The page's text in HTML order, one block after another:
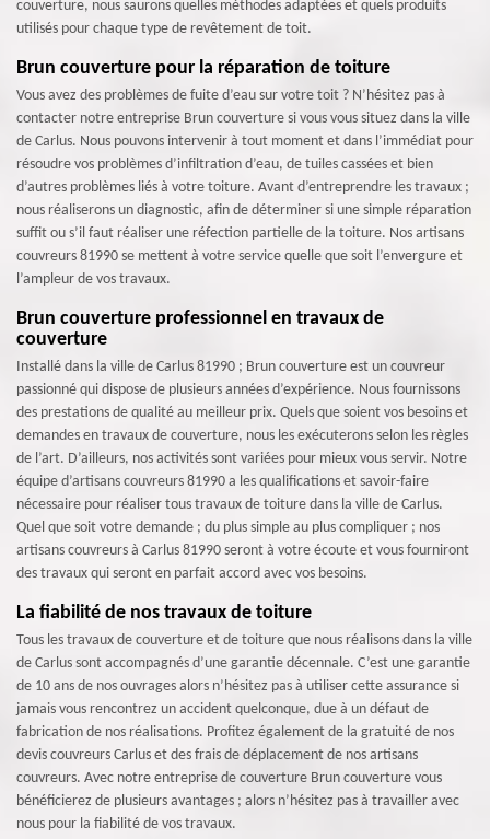
couverture, nous saurons quelles méthodes adaptées et quels produits
utilisés pour chaque type de revêtement de toit.
Brun couverture pour la réparation de toiture
Vous avez des problèmes de fuite d’eau sur votre toit ? N’hésitez pas à
contacter notre entreprise Brun couverture si vous vous situez dans la ville
de Carlus. Nous pouvons intervenir à tout moment et dans l’immédiat pour
résoudre vos problèmes d’infiltration d’eau, de tuiles cassées et bien
d’autres problèmes liés à votre toiture. Avant d’entreprendre les travaux ;
nous réaliserons un diagnostic, afin de déterminer si une simple réparation
suffit ou s’il faut réaliser une réfection partielle de la toiture. Nos artisans
couvreurs 81990 se mettent à votre service quelle que soit l’envergure et
l’ampleur de vos travaux.
Brun couverture professionnel en travaux de
couverture
Installé dans la ville de Carlus 81990 ; Brun couverture est un couvreur
passionné qui dispose de plusieurs années d’expérience. Nous fournissons
des prestations de qualité au meilleur prix. Quels que soient vos besoins et
demandes en travaux de couverture, nous les exécuterons selon les règles
de l’art. D’ailleurs, nos activités sont variées pour mieux vous servir. Notre
équipe d’artisans couvreurs 81990 a les qualifications et savoir-faire
nécessaire pour réaliser tous travaux de toiture dans la ville de Carlus.
Quel que soit votre demande ; du plus simple au plus compliquer ; nos
artisans couvreurs à Carlus 81990 seront à votre écoute et vous fourniront
des travaux qui seront en parfait accord avec vos besoins.
La fiabilité de nos travaux de toiture
Tous les travaux de couverture et de toiture que nous réalisons dans la ville
de Carlus sont accompagnés d’une garantie décennale. C’est une garantie
de 10 ans de nos ouvrages alors n’hésitez pas à utiliser cette assurance si
jamais vous rencontrez un accident quelconque, due à un défaut de
fabrication de nos réalisations. Profitez également de la gratuité de nos
devis couvreurs Carlus et des frais de déplacement de nos artisans
couvreurs. Avec notre entreprise de couverture Brun couverture vous
bénéficierez de plusieurs avantages ; alors n’hésitez pas à travailler avec
nous pour la fiabilité de vos travaux.